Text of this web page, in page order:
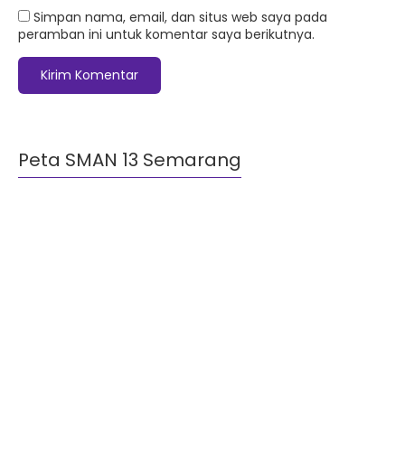
Simpan nama, email, dan situs web saya pada
peramban ini untuk komentar saya berikutnya.
Peta SMAN 13 Semarang